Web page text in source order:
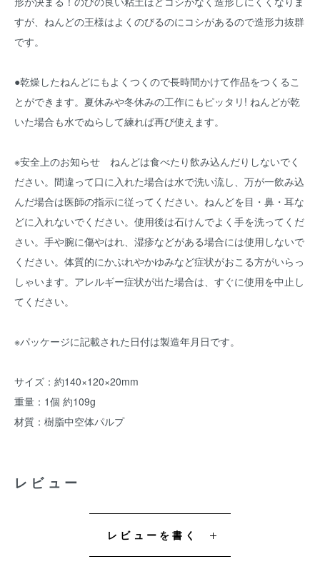
すが、ねんどの王様はよくのびるのにコシがあるので造形力抜群
です。
●乾燥したねんどにもよくつくので長時間かけて作品をつくるこ
とができます。夏休みや冬休みの工作にもピッタリ! ねんどが乾
いた場合も水でぬらして練れば再び使えます。
※安全上のお知らせ ねんどは食べたり飲み込んだりしないでく
ださい。間違って口に入れた場合は水で洗い流し、万が一飲み込
んだ場合は医師の指示に従ってください。ねんどを目・鼻・耳な
どに入れないでください。使用後は石けんでよく手を洗ってくだ
さい。手や腕に傷やはれ、湿疹などがある場合には使用しないで
ください。体質的にかぶれやかゆみなど症状がおこる方がいらっ
しゃいます。アレルギー症状が出た場合は、すぐに使用を中止し
てください。
※パッケージに記載された日付は製造年月日です。
サイズ：約140×120×20mm
重量：1個 約109g
材質：樹脂中空体パルプ
レビュー
レビューを書く